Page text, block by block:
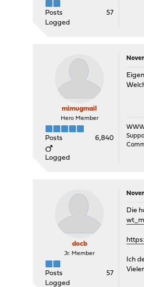
Posts
57
Logged
mimugmail
Hero Member
Posts 6,840
Logged
docb
Jr. Member
Posts
57
Logged
Die
Ich